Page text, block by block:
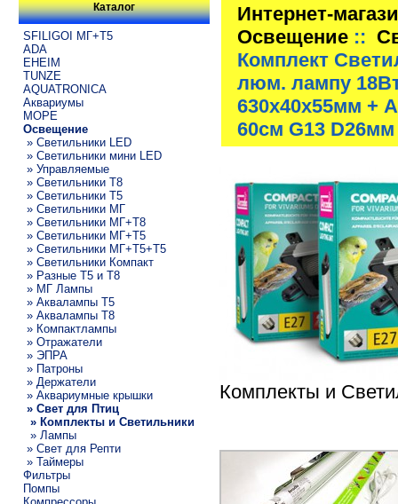
Каталог
SFILIGOI МГ+Т5
ADA
EHEIM
TUNZE
AQUATRONICA
Аквариумы
МОРЕ
Освещение
» Светильники LED
» Светильники мини LED
» Управляемые
» Светильники T8
» Светильники T5
» Светильники МГ
» Светильники МГ+T8
» Светильники МГ+T5
» Светильники МГ+T5+T5
» Светильники Компакт
» Разные T5 и T8
» МГ Лампы
» Аквалампы T5
» Аквалампы T8
» Компактлампы
» Отражатели
» ЭПРА
» Патроны
» Держатели
» Аквариумные крышки
» Свет для Птиц
» Комплекты и Светильники
» Лампы
» Свет для Репти
» Таймеры
Фильтры
Помпы
Интернет-
Освещение::
Комплект
люм. лампу
630x40x55мм +
60см G13 D26мм
Комплекты и